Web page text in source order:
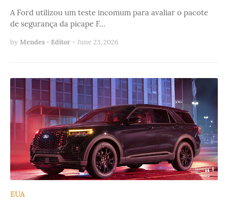
A Ford utilizou um teste incomum para avaliar o pacote
de segurança da picape F…
by Mendes - Editor - June 23, 2026
EUA